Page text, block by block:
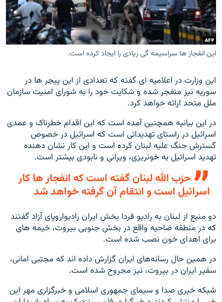
این انفجار ها سراسیمه گی زیادی را ایجاد کرده است.
این وزارت در اعلامیه ‌ای گفته که تعدادی از این پیجر ها در
سوریه نیز منفجر شده و شکایت خود را به شورای امنیت سازمان
ملل متحد ارائه خواهد کرد.
در این بیانیه همچنین آمده است که این اقدام خطرناک و عمدی
اسرائیل در راستای تهدیداتی است که اسرائیل در خصوص
گسترش جنگ علیه لبنان کرده است و این کار نشان دهنده
تهدید اسرائیل به خونریزی، ویرانی و نابودی بیشتر است.
حزب الله لبنان گفته است که انفجار ها کار
اسرائیل است و انتقام آن گرفته خواهد شد
دو منبع از لبنان به رادیو فردا بخش ایران رادیواروپای آزاد گفتند
که در منطقه ضاحیه واقع در بخش جنوبی بیروت، خیمه های
برای اهدای خون نصب شده است.
در همین حال رسانه‌های ایران گزارش داده اند که مجتبی امانی،
سفیر ایران در بیروت، نیز مجروح شده است.
شبکه خبری صدا و سیمای جمهوری اسلامی و خبرگزاری مهر این